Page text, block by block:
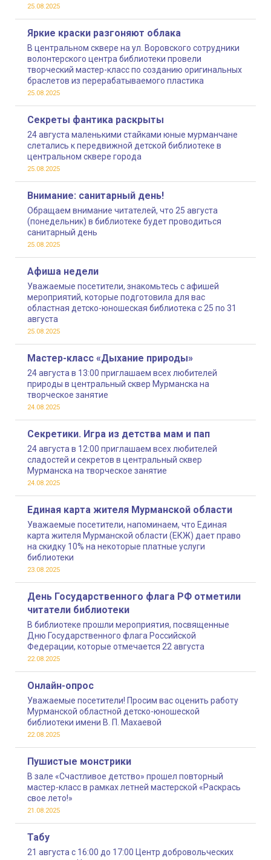
25.08.2025
Яркие краски разгоняют облака
В центральном сквере на ул. Воровского сотрудники
волонтерского центра библиотеки провели
творческий мастер-класс по созданию оригинальных
браслетов из перерабатываемого пластика
25.08.2025
Секреты фантика раскрыты
24 августа маленькими стайками юные мурманчане
слетались к передвижной детской библиотеке в
центральном сквере города
25.08.2025
Внимание: санитарный день!
Обращаем внимание читателей, что 25 августа
(понедельник) в библиотеке будет проводиться
санитарный день
25.08.2025
Афиша недели
Уважаемые посетители, знакомьтесь с афишей
мероприятий, которые подготовила для вас
областная детско-юношеская библиотека с 25 по 31
августа
25.08.2025
Мастер-класс «Дыхание природы»
24 августа в 13:00 приглашаем всех любителей
природы в центральный сквер Мурманска на
творческое занятие
24.08.2025
Секретики. Игра из детства мам и пап
24 августа в 12:00 приглашаем всех любителей
сладостей и секретов в центральный сквер
Мурманска на творческое занятие
24.08.2025
Единая карта жителя Мурманской области
Уважаемые посетители, напоминаем, что Единая
карта жителя Мурманской области (ЕКЖ) дает право
на скидку 10% на некоторые платные услуги
библиотеки
23.08.2025
День Государственного флага РФ отметили
читатели библиотеки
В библиотеке прошли мероприятия, посвященные
Дню Государственного флага Российской
Федерации, которые отмечается 22 августа
22.08.2025
Онлайн-опрос
Уважаемые посетители! Просим вас оценить работу
Мурманской областной детско-юношеской
библиотеки имени В. П. Махаевой
22.08.2025
Пушистые монстрики
В зале «Счастливое детство» прошел повторный
мастер-класс в рамках летней мастерской «Раскрась
свое лето!»
21.08.2025
Табу
21 августа с 16:00 до 17:00 Центр добровольческих